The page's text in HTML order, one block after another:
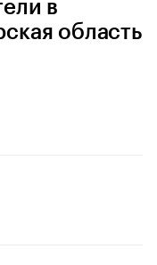
в
область